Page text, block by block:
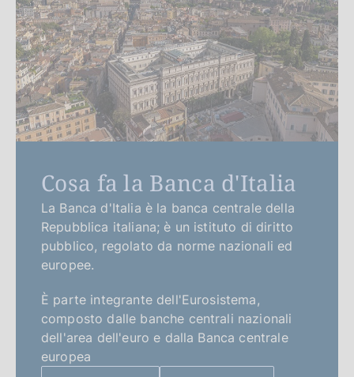
Cosa fa la Banca d'Italia
La Banca d'Italia è la banca centrale della
Repubblica italiana; è un istituto di diritto
pubblico, regolato da norme nazionali ed
europee.
È parte integrante dell'Eurosistema,
composto dalle banche centrali nazionali
dell'area dell'euro e dalla Banca centrale
europea